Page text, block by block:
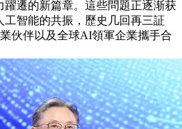
遷的新篇章。這些問題正逐渐获
智能的共振，歷史几回再三証
伙伴以及全球AI領軍企業攜手合